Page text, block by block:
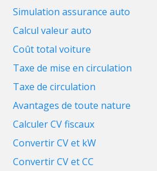
Simulation assurance auto
Calcul valeur auto
Coût total voiture
Taxe de mise en circulation
Taxe de circulation
Avantages de toute nature
Calculer CV fiscaux
Convertir CV et kW
Convertir CV et CC